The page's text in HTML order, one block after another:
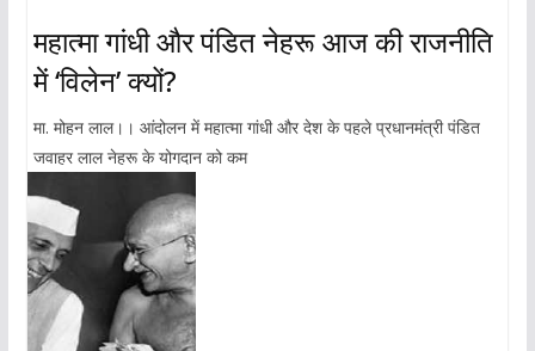
महात्मा गांधी और पंडित नेहरू आज की राजनीति
में ‘विलेन’ क्यों?
मा. मोहन लाल।। आंदोलन में महात्मा गांधी और देश के पहले प्रधानमंत्री पंडित
जवाहर लाल नेहरू के योगदान को कम